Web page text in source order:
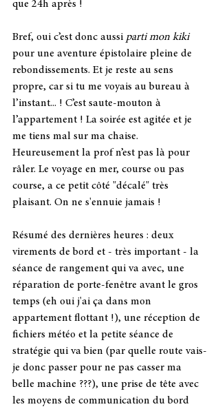
que 24h après !
Bref, oui c’est donc aussi parti mon kiki
pour une aventure épistolaire pleine de
rebondissements. Et je reste au sens
propre, car si tu me voyais au bureau à
l’instant... ! C’est saute-mouton à
l’appartement ! La soirée est agitée et je
me tiens mal sur ma chaise.
Heureusement la prof n’est pas là pour
râler. Le voyage en mer, course ou pas
course, a ce petit côté "décalé" très
plaisant. On ne s'ennuie jamais !
Résumé des dernières heures : deux
virements de bord et - très important - la
séance de rangement qui va avec, une
réparation de porte-fenêtre avant le gros
temps (eh oui j'ai ça dans mon
appartement flottant !), une réception de
fichiers météo et la petite séance de
stratégie qui va bien (par quelle route vais-
je donc passer pour ne pas casser ma
belle machine ???), une prise de tête avec
les moyens de communication du bord